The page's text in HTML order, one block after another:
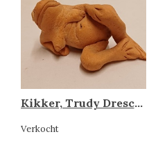
Kikker, Trudy Drescher
Verkocht